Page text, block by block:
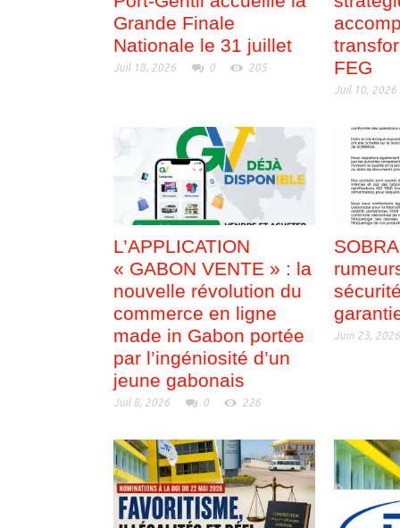
Grande Finale
Nationale le 31 juillet
Juil 18, 2026 0 205
FEG
Juil 10, 2026
L’APPLICATION
« GABON VENTE » : la
nouvelle révolution du
commerce en ligne
made in Gabon portée
par l’ingéniosité d’un
jeune gabonais
Juil 8, 2026 0 226
Juin 23, 2026